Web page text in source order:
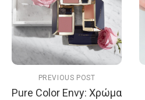
PREVIOUS POST
Pure Color Envy: Χρώμα